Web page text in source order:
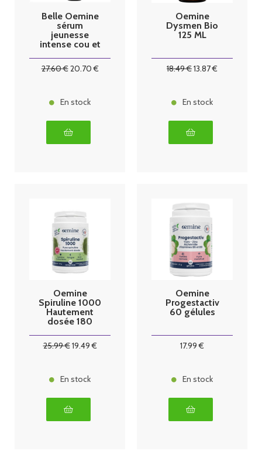
Belle Oemine
sérum
jeunesse
intense cou et
27.60€20.70€
En stock
Oemine
Dysmen Bio
125 ML
18.49€13.87€
En stock
Oemine
Spiruline 1000
Hautement
dosée 180
25.99€19.49€
En stock
Oemine
Progestactiv
60 gélules
17.99 €
En stock